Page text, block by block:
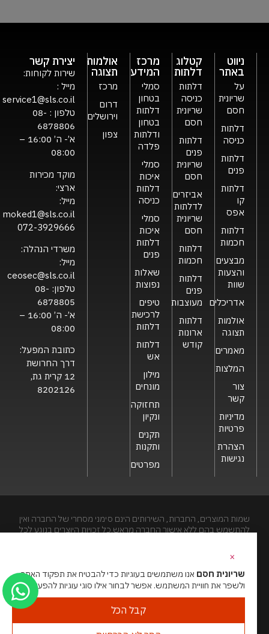
ניווט
באתר
על
שריונית
חסם
דלתות
כניסה
דלתות
פנים
דלתות
קו
אפס
דלתות
חכמות
מבצעים
והצעות
שוות
אדריכלים
אולמות
תצוגה
מאמרים
המלצות
צור
קשר
מדיניות
פרטיות
הצהרת
נגישות
קטלוג
דלתות
דלתות
כניסה
שריונית
חסם
דלתות
פנים
שריונית
חסם
אביזרים
לדלתות
שריונית
חסם
דלתות
חכמות
דלתות
פנים
מעוצבות
דלתות
ארונות
קודש
מרכז
המידע
סמלי
בטחון
דלתות
בטחון
ודלתות
פלדה
סמלי
איכות
דלתות
כניסה
סמלי
איכות
דלתות
פנים
שאלות
נפוצות
טיפים
לרכישת
דלתות
דלתות
אש
מילון
מונחים
תחזוקה
ונקיון
תקנים
ותקנות
מפרטים
אולמות
תצוגה
מרכז
דרום
וירושלים
צפון
יצירת קשר
שירות לקוחות:
מייל :
service1@sls.co.il
טלפון : 08-
6878806
א’- ה’ 16:00 –
08:00
מוקד מכירות
ארצי:
מייל:
moked1@sls.co.il
072-3929666
משרדי הנהלה:
מייל:
ceosec@sls.co.il
טלפון: 08-
6878805
א’- ה’ 16:00 –
08:00
כתובת המפעל:
דרך החרושת
12 קרית גת,
8202126
שמות המוצרים, החברות, השירותים הינם סימני מסחרי של החברה ואין
להתשמש בהם ללא אישור החברה מראש.כל זכויות היוצרים בנוגע לכל
האתר מנוהל ע”י גאו מדיהסוכנות דיגיטל
×
שריונית חסם אנו משתמשים בעוגיות כדי להבטיח את תפקוד האתר
ולשפר את חוויית המשתמש. אפשר לבחור אילו סוגי עוגיות להפעיל.
קבל הכל